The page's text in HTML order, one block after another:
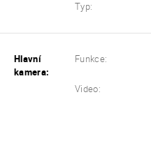
Typ:
Hlavní
kamera:
Funkce:
Video: